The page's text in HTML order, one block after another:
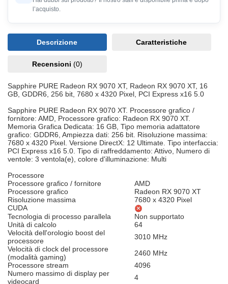
l’acquisto.
Descrizione Caratteristiche
Recensioni (0)
Sapphire PURE Radeon RX 9070 XT, Radeon RX 9070 XT, 16
GB, GDDR6, 256 bit, 7680 x 4320 Pixel, PCI Express x16 5.0
Sapphire PURE Radeon RX 9070 XT. Processore grafico /
fornitore: AMD, Processore grafico: Radeon RX 9070 XT.
Memoria Grafica Dedicata: 16 GB, Tipo memoria adattatore
grafico: GDDR6, Ampiezza dati: 256 bit. Risoluzione massima:
7680 x 4320 Pixel. Versione DirectX: 12 Ultimate. Tipo interfaccia:
PCI Express x16 5.0. Tipo di raffreddamento: Attivo, Numero di
ventole: 3 ventola(e), colore d'illuminazione: Multi
Processore
Processore grafico / fornitore
AMD
Processore grafico
Radeon RX 9070 XT
Risoluzione massima
7680 x 4320 Pixel
CUDA
Tecnologia di processo parallela
Non supportato
Unità di calcolo
64
Velocità dell'orologio boost del
processore
3010 MHz
Velocità di clock del processore
(modalità gaming)
2460 MHz
Processore stream
4096
Numero massimo di display per
videocard
4